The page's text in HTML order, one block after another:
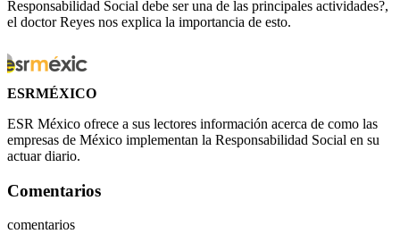
Responsabilidad Social debe ser una de las principales actividades?,
el doctor Reyes nos explica la importancia de esto.
ESRMÉXICO
ESR México ofrece a sus lectores información acerca de como las
empresas de México implementan la Responsabilidad Social en su
actuar diario.
Comentarios
comentarios